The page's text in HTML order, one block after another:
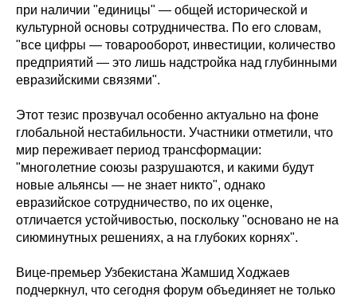
при наличии "единицы" — общей исторической и
культурной основы сотрудничества. По его словам,
"все цифры — товарооборот, инвестиции, количество
предприятий — это лишь надстройка над глубинными
евразийскими связями".
Этот тезис прозвучал особенно актуально на фоне
глобальной нестабильности. Участники отметили, что
мир переживает период трансформации:
"многолетние союзы разрушаются, и какими будут
новые альянсы — не знает никто", однако
евразийское сотрудничество, по их оценке,
отличается устойчивостью, поскольку "основано не на
сиюминутных решениях, а на глубоких корнях".
Вице-премьер Узбекистана Жамшид Ходжаев
подчеркнул, что сегодня форум объединяет не только